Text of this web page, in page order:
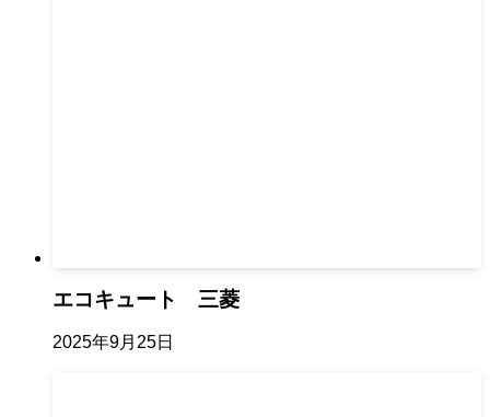
エコキュート 三菱
2025年9月25日